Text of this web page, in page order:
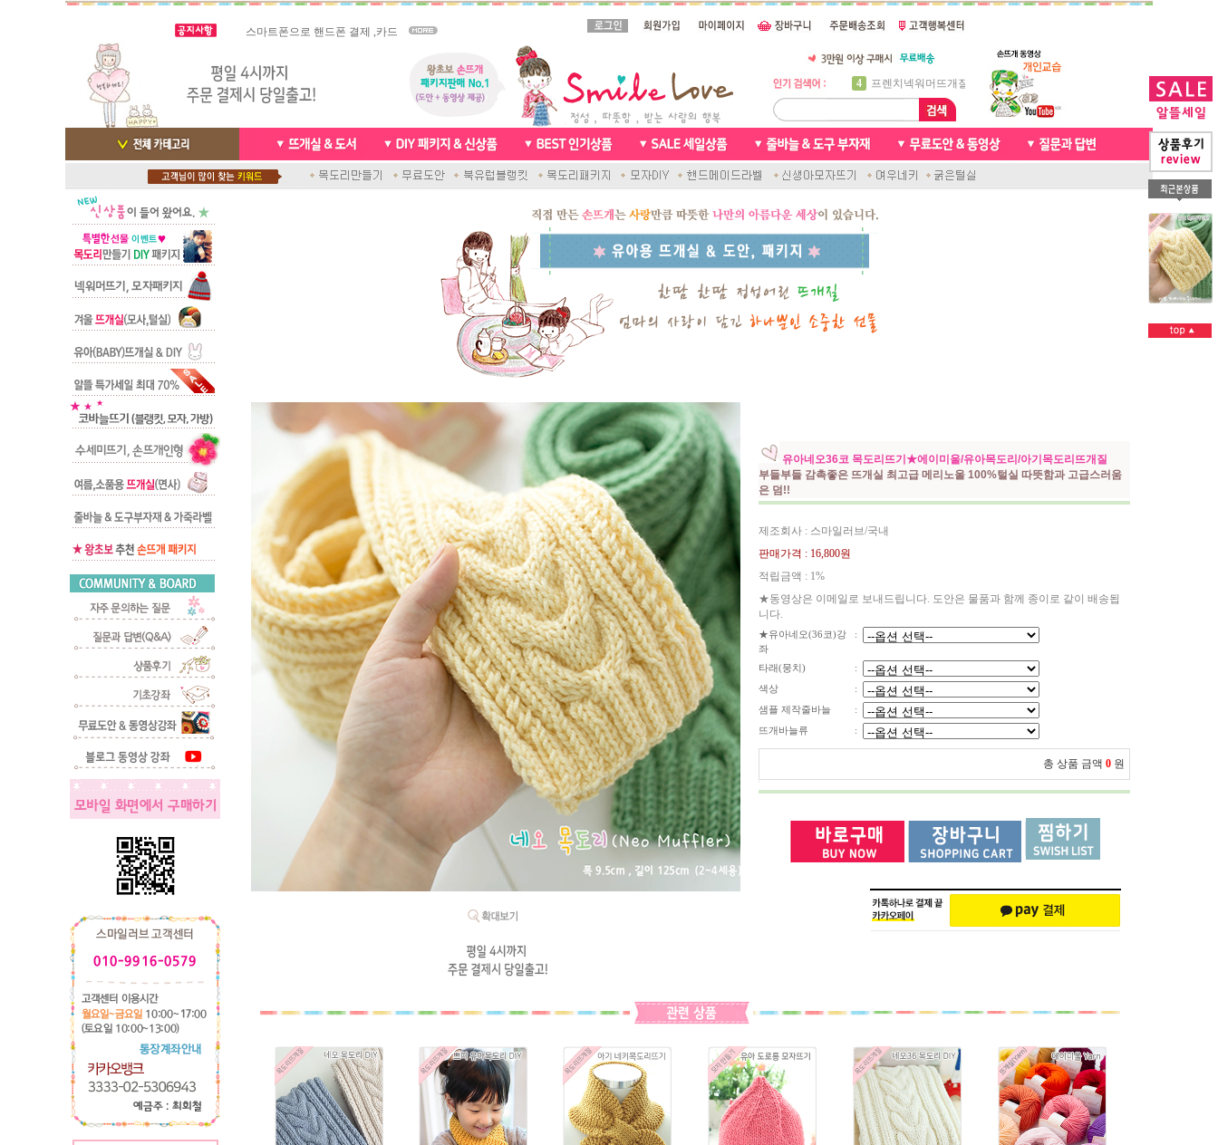
실시간 결
빠른 당일발송/ 거의 그 다음날
5
비니방울모자 동영상
6
꽈배기목도리
7
천연가죽 핸드메이드라벨
8
신생아모자뜨기
10
손뜨개인형
1
자라무늬 목도리뜨기
2
브라이언 꽈배기목도리
유아네오36코 목도리뜨기★에이미울/유아목도리/아기목도리뜨개질
부들부들 감촉좋은 뜨개실 최고급 메리노울 100%털실 따뜻함과 고급스러움
은 덤!!
제조회사 : 스마일러브/국내
판매가격 : 16,800원
적립금액 : 1%
★동영상은 이메일로 보내드립니다. 도안은 물품과 함께 종이로 같이 배송됩
니다.
★유아네오(36코)강
좌
:
타래(뭉치)
:
색상
:
샘플 제작줄바늘
:
뜨개바늘류
:
총 상품 금액 0 원